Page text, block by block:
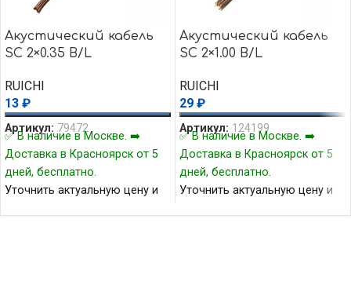
Акустический кабель
SC 2×0.35 B/L
RUICHI
13 ₽
Артикул: 79472
✅ В наличие в Москве. ➡️
Доставка в Красноярск от 5
дней, бесплатно.
Уточнить актуальную цену и
Акустический кабель
SC 2×1.00 B/L
RUICHI
29 ₽
Артикул: 124199
✅ В наличие в Москве. ➡️
Доставка в Красноярск от 5
дней, бесплатно.
Уточнить актуальную цену и